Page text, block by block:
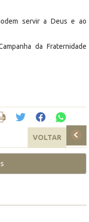
servir a Deus e ao
da Fraternidade
VOLTAR